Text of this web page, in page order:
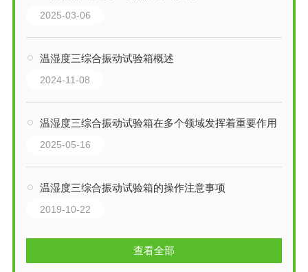
2025-03-06
温湿度三综合振动试验箱概述
2024-11-08
温湿度三综合振动试验箱在多个领域发挥着重要作用
2025-05-16
温湿度三综合振动试验箱的操作注意事项
2019-10-22
查看全部